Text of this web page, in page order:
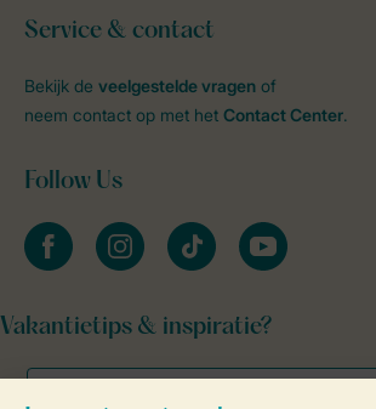
Service & contact
Bekijk de veelgestelde vragen of
neem contact op met het Contact Center.
Follow Us
facebookinstagramtiktok youtube
Vakantietips & inspiratie?